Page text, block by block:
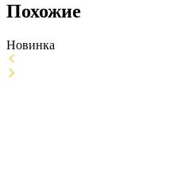
Похожие
Новинка